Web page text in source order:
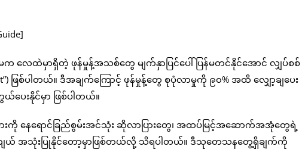
လေထဲမှာရှိတဲ့ ဖုန်မှုန့်အသစ်တွေ မျက်နှာပြင်ပေါ် ပြန်မတင်နိုင်အောင် လျှပ်စစ်
ဖြစ်ပါတယ်။ ဒီအချက်ကြောင့် ဖုန်မှုန့်တွေ စုပုံလာမှုကို ၉၀% အထိ လျှော့ချပေး
ေးနိုင်မှာ ဖြစ်ပါတယ်။
ေရောင်ခြည်စွမ်းအင်သုံး ဆိုလာပြားတွေ၊ အထပ်မြင့်အဆောက်အအုံတွေရဲ့
ယ် အသုံးပြုနိုင်တော့မှာဖြစ်တယ်လို့ သိရပါတယ်။ ဒီသုတေသနတွေ့ရှိချက်ကို